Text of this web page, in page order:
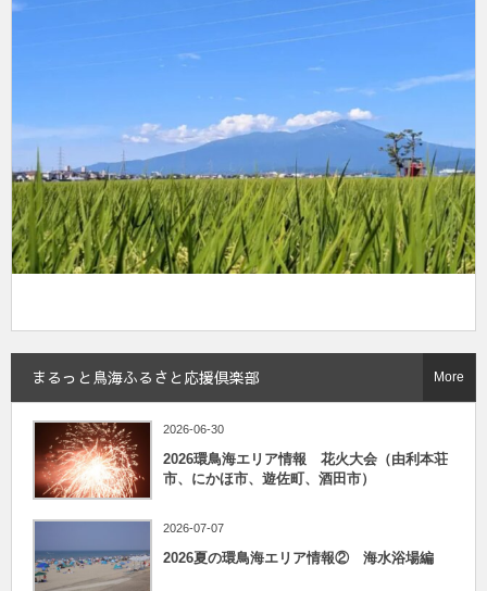
まるっと鳥海ふるさと応援倶楽部
2026-06-30
2026環鳥海エリア情報 花火大会（由利本荘
市、にかほ市、遊佐町、酒田市）
2026-07-07
2026夏の環鳥海エリア情報② 海水浴場編
More